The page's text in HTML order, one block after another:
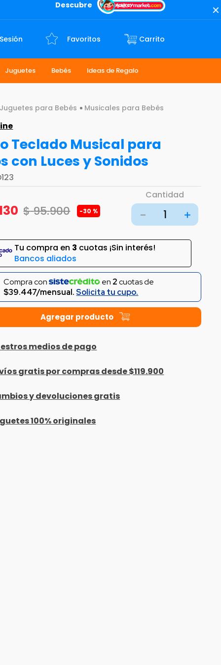
Descubre
Favoritos
Juguetes Bebés Ideas de Regalo
Juguetes para Bebés Musicales para Bebés
Teclado Musical para
con Luces y Sonidos
$95.900 -30 %
Cantidad
＋
－
Tu compra en 3 cuotas ¡Sin interés!
Bancos aliados
Compra con en 2cuotas de
$39.447/mensual.Solicita tu cupo.
medios de pago
gratis por compras desde $119.900
y devoluciones gratis
100% originales